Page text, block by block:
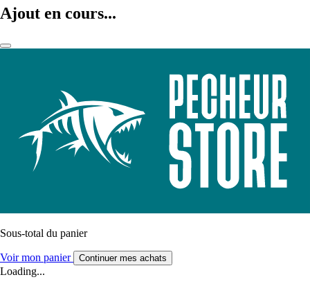
Ajout en cours...
Sous-total du panier
Voir mon panier Continuer mes achats
Loading...